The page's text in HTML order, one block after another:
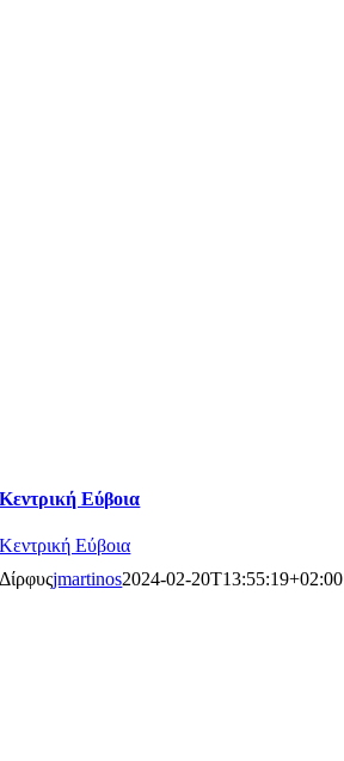
Κεντρική Εύβοια
Κεντρική Εύβοια
Δίρφυςjmartinos2024-02-20T13:55:19+02:00